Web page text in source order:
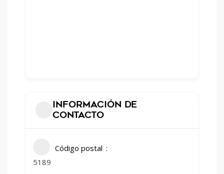
Información de
contacto
Código postal
5189